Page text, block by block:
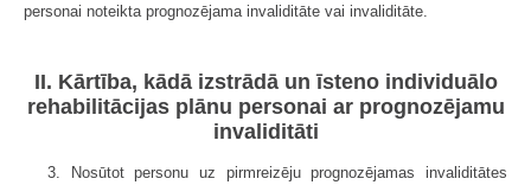
personai noteikta prognozējama invaliditāte vai invaliditāte.
II. Kārtība, kādā izstrādā un īsteno individuālo
rehabilitācijas plānu personai ar prognozējamu
invaliditāti
3. Nosūtot personu uz pirmreizēju prognozējamas invaliditātes